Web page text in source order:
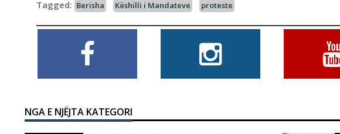
Tagged: Berisha Këshilli i Mandateve proteste
NGA E NJËJTA KATEGORI